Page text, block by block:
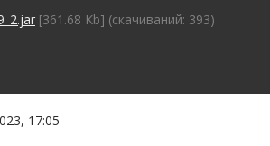
[361.68 Kb] (cкачиваний: 393)
17:05